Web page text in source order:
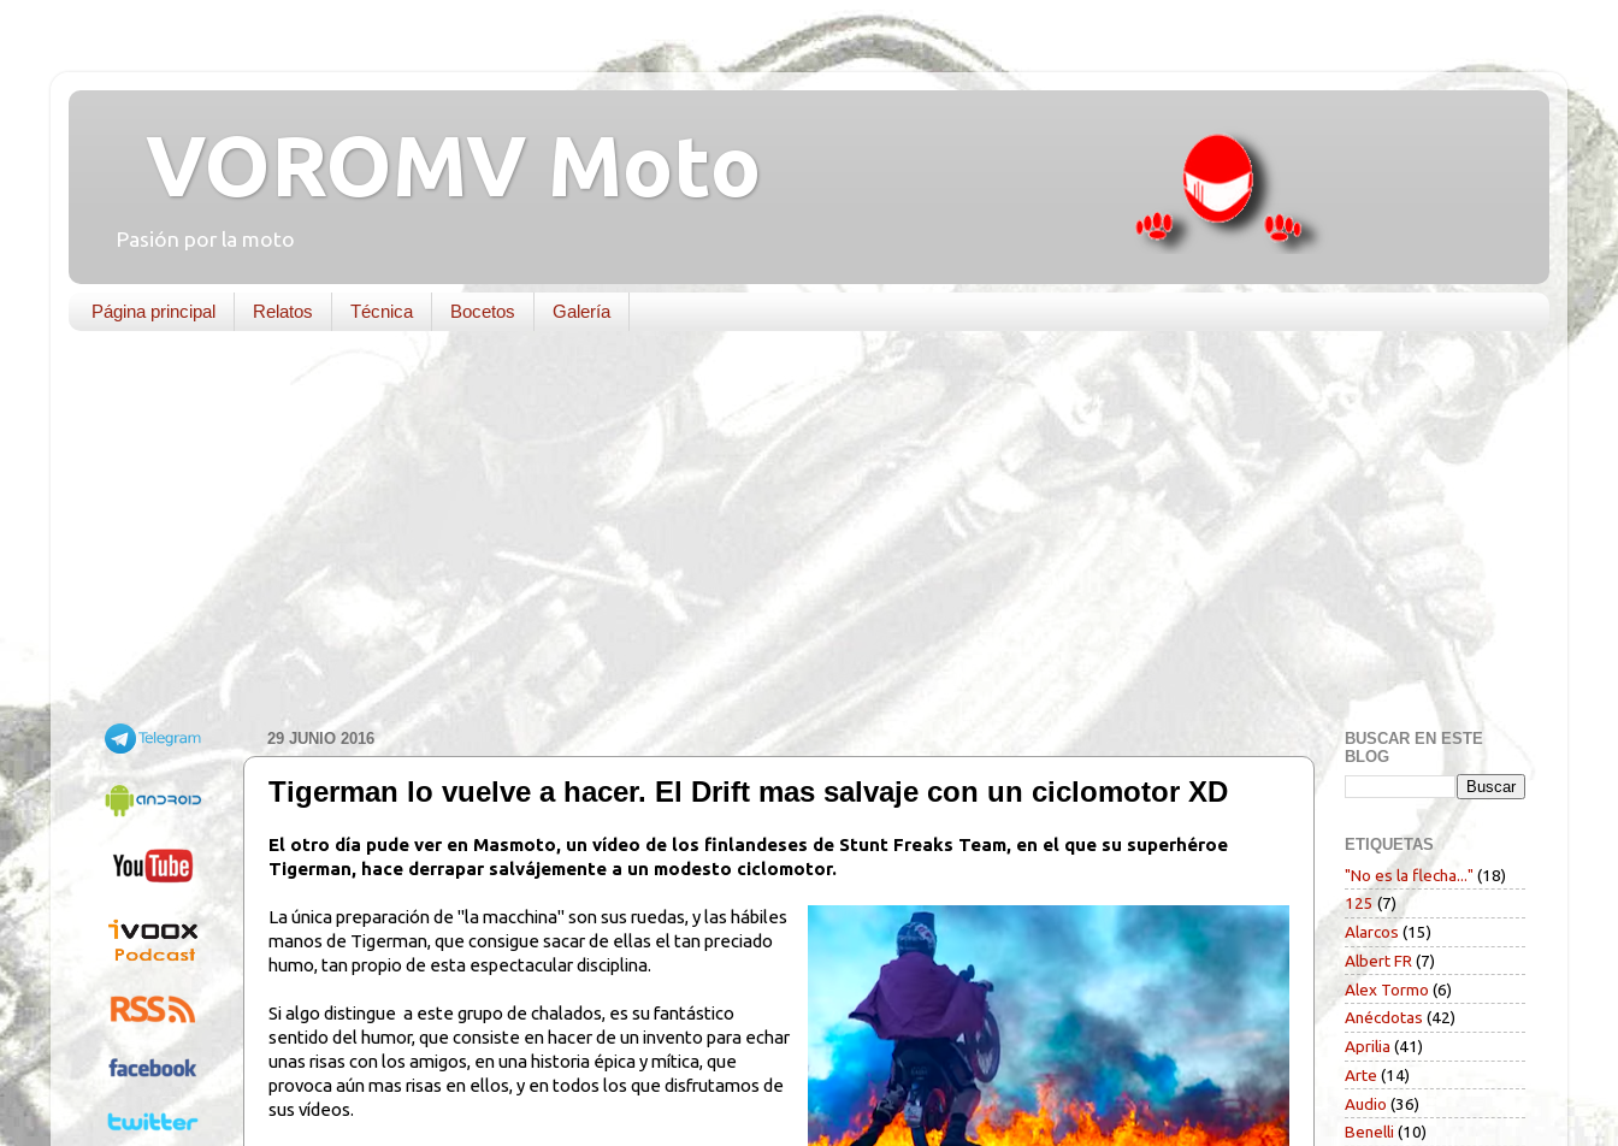
VOROMV Moto
Pasión por la moto
Página principal Relatos Técnica Bocetos Galería
29 JUNIO 2016
Tigerman lo vuelve a hacer. El Drift mas salvaje con un ciclomotor XD
El otro día pude ver en Masmoto, un vídeo de los finlandeses de Stunt Freaks Team, en el que su superhéroe
Tigerman, hace derrapar salvájemente a un modesto ciclomotor.
La única preparación de "la macchina" son sus ruedas, y las hábiles
manos de Tigerman, que consigue sacar de ellas el tan preciado
humo, tan propio de esta espectacular disciplina.
Si algo distingue a este grupo de chalados, es su fantástico
sentido del humor, que consiste en hacer de un invento para echar
unas risas con los amigos, en una historia épica y mítica, que
provoca aún mas risas en ellos, y en todos los que disfrutamos de
sus vídeos.
BUSCAR EN ESTE
BLOG
ETIQUETAS
"No es la flecha..." (18)
125 (7)
Alarcos (15)
Albert FR (7)
Alex Tormo (6)
Anécdotas (42)
Aprilia (41)
Arte (14)
Audio (36)
Benelli (10)